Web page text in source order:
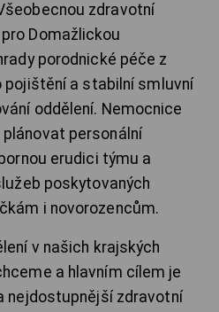
zdravotní
Domažlickou
porodnické péče z
pojištění a stabilní smluvní
oddělení. Nemocnice
personální
erudici týmu a
poskytovaných
i novorozencům.
v našich krajských
a hlavním cílem je
nejdostupnější zdravotní